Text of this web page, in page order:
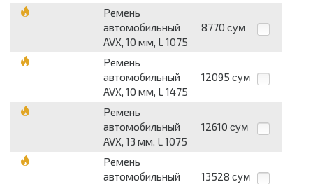
Ремень
автомобильный
AVX, 10 мм, L 1075
8770 сум
Ремень
автомобильный
AVX, 10 мм, L 1475
12095 сум
Ремень
автомобильный
AVX, 13 мм, L 1075
12610 сум
Ремень
автомобильный
13528 сум